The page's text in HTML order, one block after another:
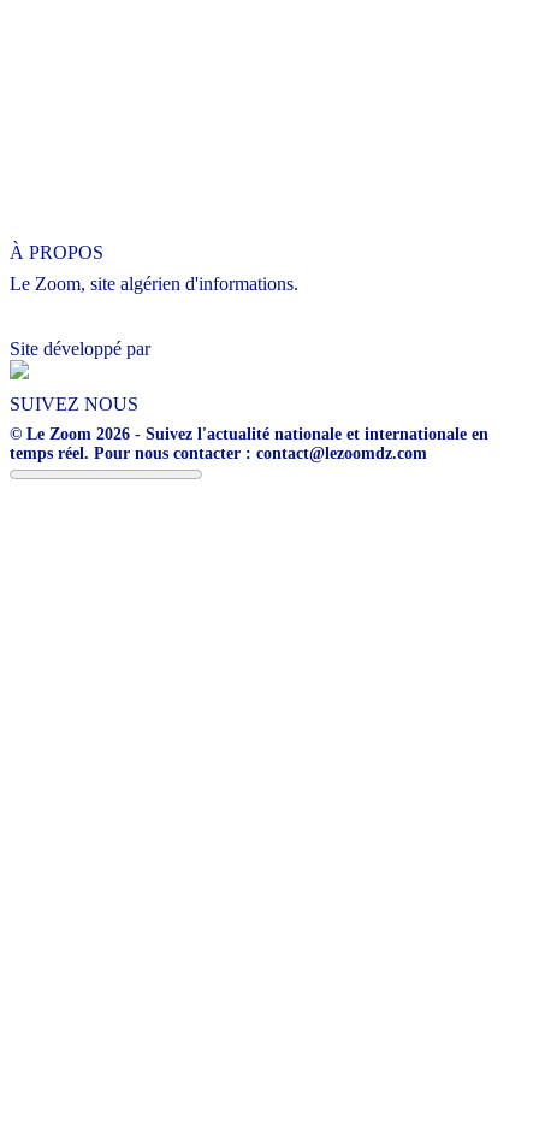
À PROPOS
Le Zoom, site algérien d'informations.
Site développé par
SUIVEZ NOUS
© Le Zoom 2026 - Suivez l'actualité nationale et internationale en
temps réel. Pour nous contacter : contact@lezoomdz.com